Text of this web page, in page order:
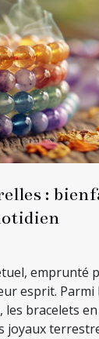
:
emprunté
esprit. Parmi
bracelets
joyaux